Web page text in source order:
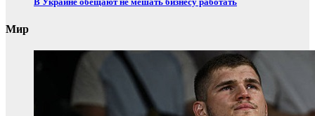
Мир